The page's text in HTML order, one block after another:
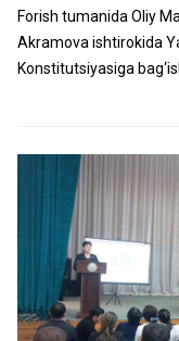
Forish tumanida Oliy
Akramova ishtirokida
Konstitutsiyasiga